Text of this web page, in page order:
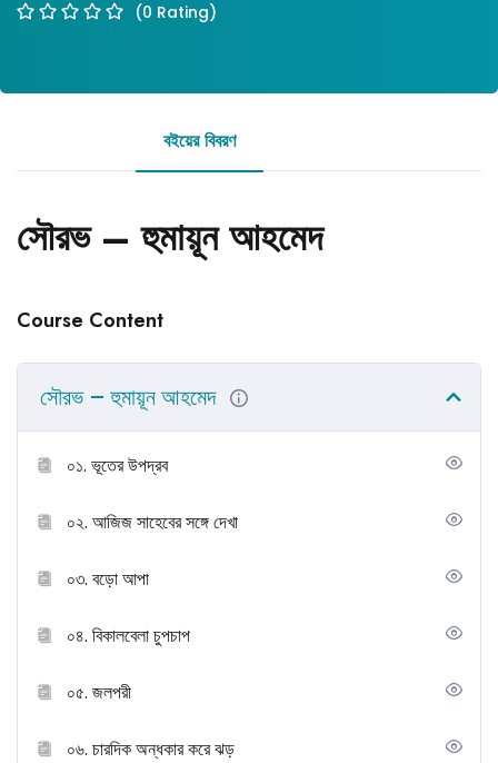
(0 Rating)
বইয়ের বিবরণ
সৌরভ – হুমায়ূন আহমেদ
Course Content
সৌরভ – হুমায়ূন আহমেদ
০১. ভূতের উপদ্রব
০২. আজিজ সাহেবের সঙ্গে দেখা
০৩. বড়ো আপা
০৪. বিকালবেলা চুপচাপ
০৫. জলপরী
০৬. চারদিক অন্ধকার করে ঝড়